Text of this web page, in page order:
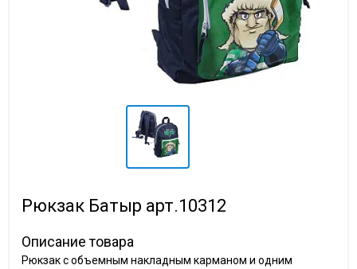
Рюкзак Батыр арт.10312
Описание товара
Рюкзак с объемным накладным карманом и одним